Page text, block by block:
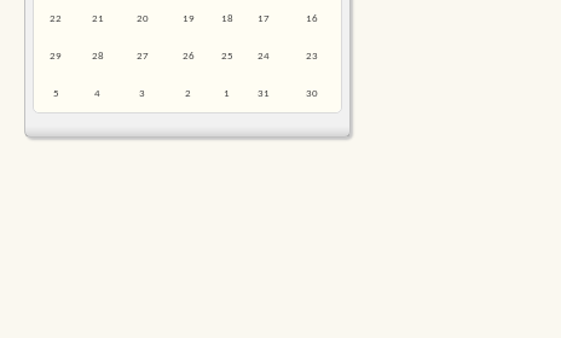
16
17
18
19
20
21
22
23
24
25
26
27
28
29
30
31
1
2
3
4
5